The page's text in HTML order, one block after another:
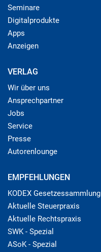
Seminare
Digitalprodukte
Apps
Anzeigen
VERLAG
Wir über uns
Ansprechpartner
Jobs
Service
Presse
Autorenlounge
EMPFEHLUNGEN
KODEX Gesetzessammlung
Aktuelle Steuerpraxis
Aktuelle Rechtspraxis
SWK - Spezial
ASoK - Spezial